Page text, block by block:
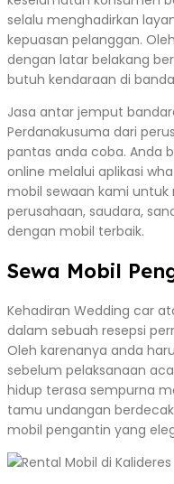
selalu menghadirkan
kepuasan pelanggan.
dengan latar belakang
butuh kendaraan di
Jasa antar jemput
Perdanakusuma dari
pantas anda coba. Anda
online melalui aplikasi
mobil sewaan kami
perusahaan, saudara,
dengan mobil terbaik.
Sewa Mobil
Kehadiran Wedding car
dalam sebuah resepsi
Oleh karenanya anda
sebelum pelaksanaan
hidup terasa sempurna
tamu undangan
mobil pengantin yang